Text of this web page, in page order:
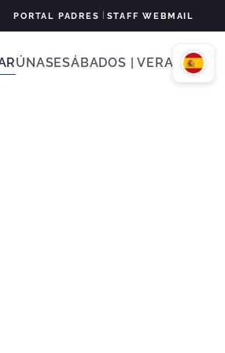
PORTAL PADRES STAFF WEBMAIL
ÚNASESÁBADOS | VERANO